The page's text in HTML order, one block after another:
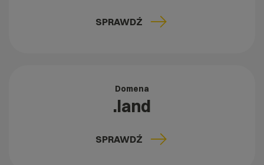
SPRAWDŹ
Domena
.land
SPRAWDŹ